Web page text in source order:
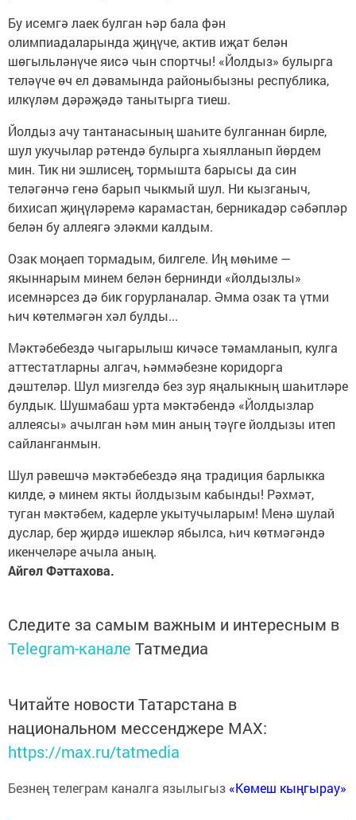
Бу исемгә лаек булган һәр бала фән
олимпиадаларында җиңүче, актив иҗат белән
шөгыльләнүче яисә чын спортчы! «Йолдыз» булырга
теләүче өч ел дәвамында районыбызны республика,
илкүләм дәрәҗәдә танытырга тиеш.
Йолдыз ачу тантанасының шаһите булганнан бирле,
шул укучылар рәтендә булырга хыялланып йөрдем
мин. Тик ни эшлисең, тормышта барысы да син
теләгәнчә генә барып чыкмый шул. Ни кызганыч,
бихисап җиңүләремә карамастан, берникадәр сәбәпләр
белән бу аллеягә эләкми калдым.
Озак моңаеп тормадым, билгеле. Иң мөһиме —
якыннарым минем белән бернинди «йолдызлы»
исемнәрсез дә бик горурланалар. Әмма озак та үтми
һич көтелмәгән хәл булды...
Мәктәбебездә чыгарылыш кичәсе тәмамланып, кулга
аттестатларны алгач, һәммәбезне коридорга
дәштеләр. Шул мизгелдә без зур яңалыкның шаһитләре
булдык. Шушмабаш урта мәктәбендә «Йолдызлар
аллеясы» ачылган һәм мин аның тәүге йолдызы итеп
сайланганмын.
Шул рәвешчә мәктәбебездә яңа традиция барлыкка
килде, ә минем якты йолдызым кабынды! Рәхмәт,
туган мәктәбем, кадерле укытучыларым! Менә шулай
дуслар, бер җирдә ишекләр ябылса, һич көтмәгәндә
икенчеләре ачыла аның.
Айгөл Фәттахова.
Следите за самым важным и интересным в
Telegram-канале Татмедиа
Читайте новости Татарстана в
национальном мессенджере MАХ:
https://max.ru/tatmedia
Безнең телеграм каналга язылыгыз «Көмеш кыңгырау»